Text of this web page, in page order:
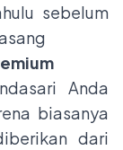
sebelum
Anda
biasanya
dari